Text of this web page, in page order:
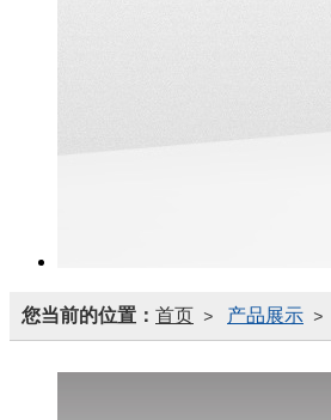
您当前的位置： 首页 > 产品展示 >